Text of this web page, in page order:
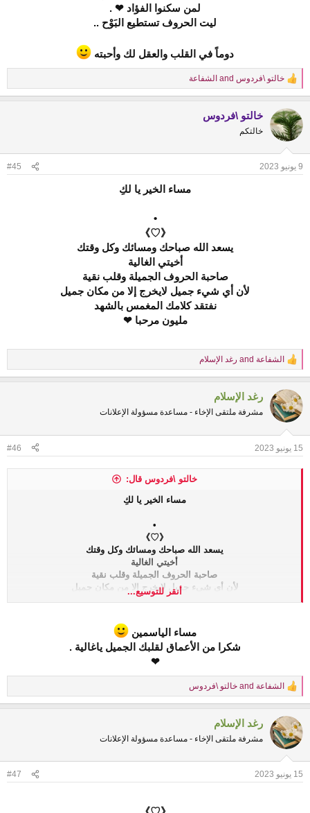
لمن سكنوا الفؤاد ❤ .
ليت الحروف تستطيع البَوْح ..
دوماً في القلب والعقل لك وأحبته
R
e
c
t
i
s
خالتو \فردوس الشفاعة
خالتو \فردوس
خالتكم
9 يونيو 2023 #45
مساء الخير يا لكِ
•
《♡》
يسعد الله صباحك ومسائك وكل وقتك
أخيتي الغالية
صاحبة الحروف الجميلة وقلب نقية
لأن أي شيء جميل لايخرج إلا من مكان جميل
نفتقد كلامك المغمس بالشهد
مليون مرحبا ❤
R
e
c
t
i
s
الشفاعة رغد الإسلام
رغد الإسلام
مشرفة ملتقى الإخاء - مساعدة مسؤولة الإعلانات
15 يونيو 2023 #46
خالتو \فردوس قال:
مساء الخير يا لكِ
•
《♡》
يسعد الله صباحك ومسائك وكل وقتك
أخيتي الغالية
صاحبة الحروف الجميلة وقلب نقية
لأن أي شيء جميل لايخرج إلا من مكان جميل
نفتقد كلامك المغمس بالشهد
أنقر للتوسيع...
مساء الياسمين
شكرا من الأعماق لقلبك الجميل ياغالية .
❤
R
e
c
t
i
s
الشفاعة خالتو \فردوس
رغد الإسلام
مشرفة ملتقى الإخاء - مساعدة مسؤولة الإعلانات
15 يونيو 2023 #47